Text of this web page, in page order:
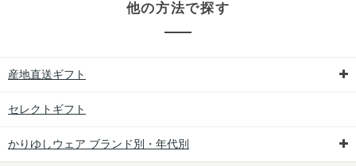
他の方法で探す
産地直送ギフト
セレクトギフト
かりゆしウェア ブランド別・年代別